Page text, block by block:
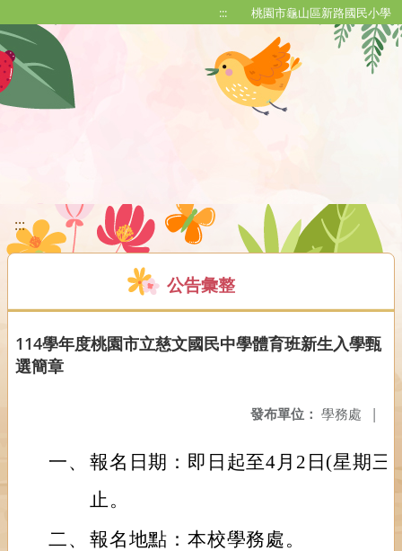
::: 桃園市龜山區新路國民小學
:::
公告彙整
114學年度桃園市立慈文國民中學體育班新生入學甄
選簡章
發布單位： 學務處 |
一、 報名日期：即日起至4月2日(星期三
止。
二、 報名地點：本校學務處。